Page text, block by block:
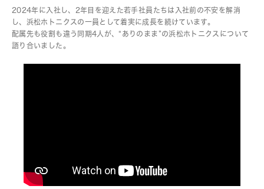
2024年に入社し、2年目を迎えた若手社員たちは入社前の不安を解消
し、浜松ホトニクスの一員として着実に成長を続けています。
配属先も役割も違う同期4人が、“ありのまま”の浜松ホトニクスについて
語り合いました。